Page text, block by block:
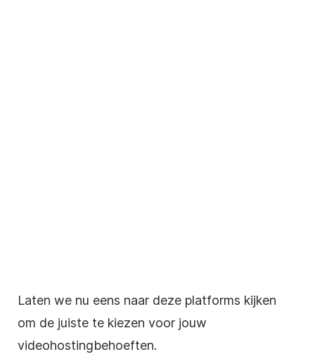
Laten we nu eens naar deze platforms kijken
om de juiste te kiezen voor jouw
videohostingbehoeften.